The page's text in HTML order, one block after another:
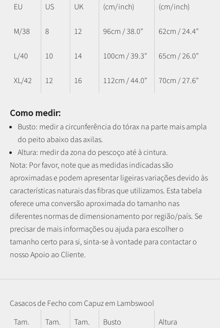
EU
US
UK
(cm/inch)
(cm/inch)
M/38 8 12 96cm / 38.0" 62cm / 24.4"
L/40 10 14 100cm / 39.3" 65cm / 26.0"
XL/42 12 16 112cm / 44.0" 70cm / 27.6"
Como medir:
Busto: medir a circunferência do tórax na parte mais ampla
do peito abaixo das axilas.
Altura: medir da zona do pescoço até à cintura.
Nota: Por favor, note que as medidas indicadas são
aproximadas e podem apresentar ligeiras variações devido às
características naturais das fibras que utilizamos. Esta tabela
oferece uma conversão aproximada do tamanho nas
diferentes normas de dimensionamento por região/país. Se
precisar de mais informações ou ajuda para escolher o
tamanho certo para si, sinta-se à vontade para contactar o
nosso Apoio ao Cliente.
Casacos de Fecho com Capuz em Lambswool
Tam.
Tam.
Tam.
Busto
Altura